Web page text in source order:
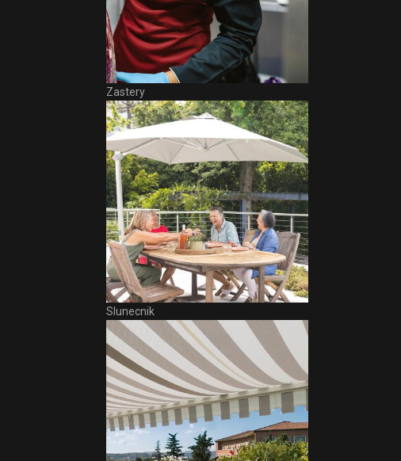
Zastery
Slunecnik